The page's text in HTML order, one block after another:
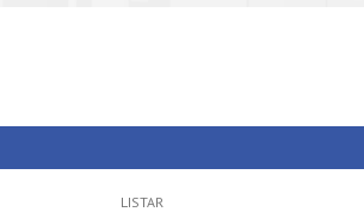
LISTAR